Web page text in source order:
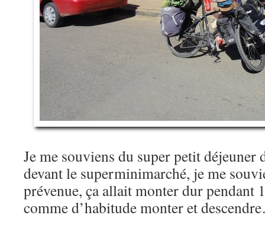
Je me souviens du super petit
devant le superminimarché, je me
prévenue, ça allait monter dur pendant
comme d’habitude monter et